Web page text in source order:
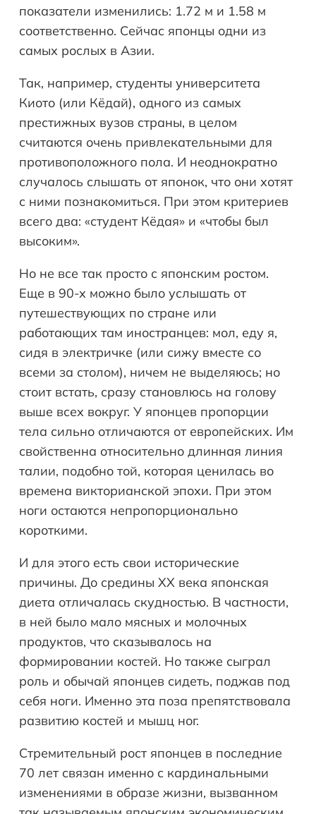
показатели изменились: 1.72 м и 1.58 м
соответственно. Сейчас японцы одни из
самых рослых в Азии.
Так, например, студенты университета
Киото (или Кёдай), одного из самых
престижных вузов страны, в целом
считаются очень привлекательными для
противоположного пола. И неоднократно
случалось слышать от японок, что они хотят
с ними познакомиться. При этом критериев
всего два: «студент Кёдая» и «чтобы был
высоким».
Но не все так просто с японским ростом.
Еще в 90-х можно было услышать от
путешествующих по стране или
работающих там иностранцев: мол, еду я,
сидя в электричке (или сижу вместе со
всеми за столом), ничем не выделяюсь; но
стоит встать, сразу становлюсь на голову
выше всех вокруг. У японцев пропорции
тела сильно отличаются от европейских. Им
свойственна относительно длинная линия
талии, подобно той, которая ценилась во
времена викторианской эпохи. При этом
ноги остаются непропорционально
короткими.
И для этого есть свои исторические
причины. До средины ХХ века японская
диета отличалась скудностью. В частности,
в ней было мало мясных и молочных
продуктов, что сказывалось на
формировании костей. Но также сыграл
роль и обычай японцев сидеть, поджав под
себя ноги. Именно эта поза препятствовала
развитию костей и мышц ног.
Стремительный рост японцев в последние
70 лет связан именно с кардинальными
изменениями в образе жизни, вызванном